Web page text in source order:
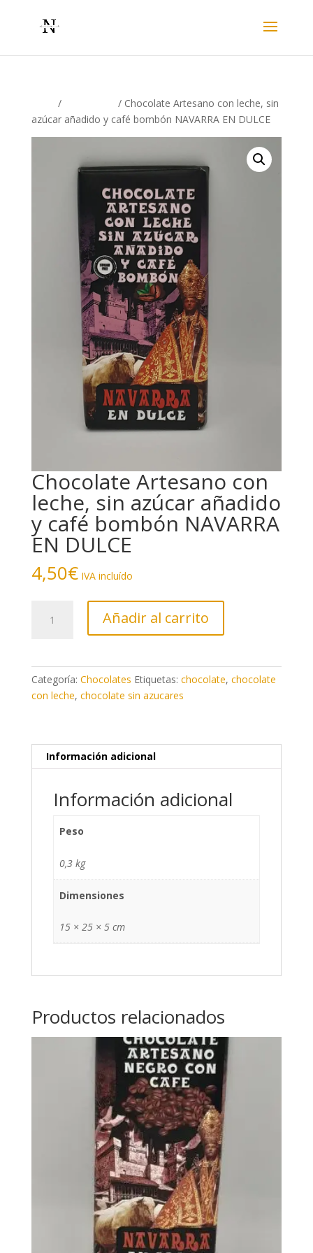
/
/ Chocolate Artesano con leche, sin
azúcar añadido y café bombón NAVARRA EN DULCE
Chocolate Artesano con
leche, sin azúcar añadido
y café bombón NAVARRA
EN DULCE
4,50€ IVA incluído
Artesano
azúcar
bombón
NAVARRA
DULCE
Añadir al carrito
Categoría: Chocolates Etiquetas: chocolate, chocolate
con leche, chocolate sin azucares
Información adicional
Información adicional
Peso
0,3 kg
Dimensiones
15 × 25 × 5 cm
Productos relacionados